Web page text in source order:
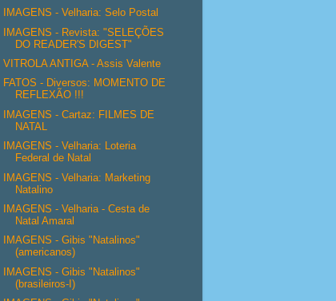
IMAGENS - Velharia: Selo Postal
IMAGENS - Revista: "SELEÇÕES
DO READER'S DIGEST"
VITROLA ANTIGA - Assis Valente
FATOS - Diversos: MOMENTO DE
REFLEXÃO !!!
IMAGENS - Cartaz: FILMES DE
NATAL
IMAGENS - Velharia: Loteria
Federal de Natal
IMAGENS - Velharia: Marketing
Natalino
IMAGENS - Velharia - Cesta de
Natal Amaral
IMAGENS - Gibis "Natalinos"
(americanos)
IMAGENS - Gibis "Natalinos"
(brasileiros-I)